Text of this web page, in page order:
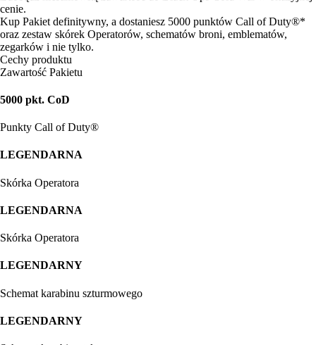
cenie.
Kup Pakiet definitywny, a dostaniesz 5000 punktów Call of Duty®*
oraz zestaw skórek Operatorów, schematów broni, emblematów,
zegarków i nie tylko.
Cechy produktu
Zawartość Pakietu
5000 pkt. CoD
Punkty Call of Duty®
LEGENDARNA
Skórka Operatora
LEGENDARNA
Skórka Operatora
LEGENDARNY
Schemat karabinu szturmowego
LEGENDARNY